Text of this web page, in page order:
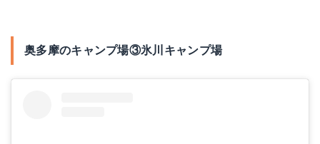
奥多摩のキャンプ場③氷川キャンプ場